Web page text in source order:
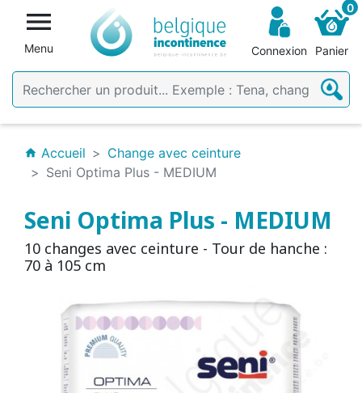

Menu Connexion
0
Panier
home Accueil
Change avec ceinture
Seni Optima Plus - MEDIUM
Seni Optima Plus - MEDIUM
10 changes avec ceinture - Tour de hanche :
70 à 105 cm